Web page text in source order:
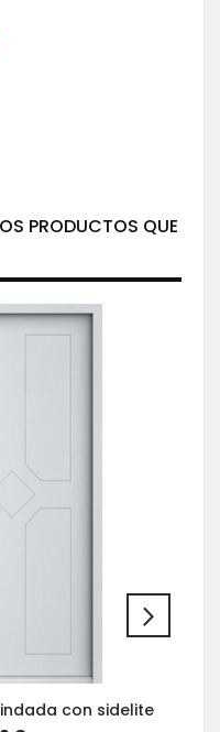
PRODUCTOS QUE
con sidelite